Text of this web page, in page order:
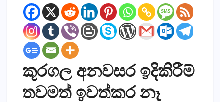
කූරගල අනවසර ඉදිකිරීම්
තවමත් ඉවත්කර නෑ